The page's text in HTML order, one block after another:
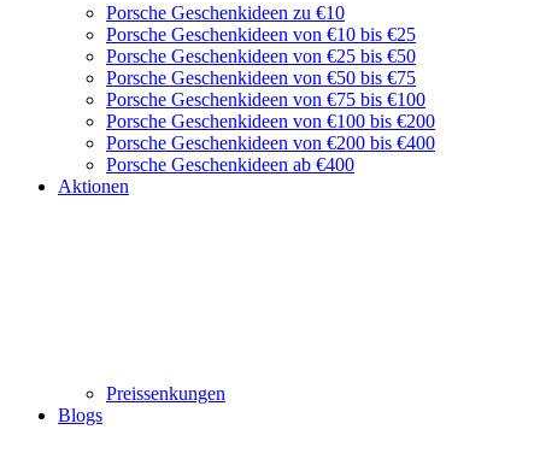
Porsche Geschenkideen zu €10
Porsche Geschenkideen von €10 bis €25
Porsche Geschenkideen von €25 bis €50
Porsche Geschenkideen von €50 bis €75
Porsche Geschenkideen von €75 bis €100
Porsche Geschenkideen von €100 bis €200
Porsche Geschenkideen von €200 bis €400
Porsche Geschenkideen ab €400
Aktionen
Preissenkungen
Blogs